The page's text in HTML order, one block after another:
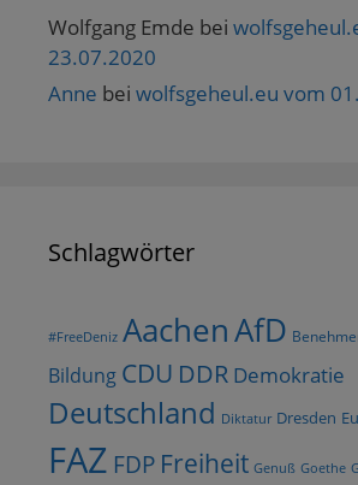
Wolfgang Emde bei
23.07.2020
Anne bei wolfsgeheul.eu vom
Schlagwörter
#FreeDeniz AachenAfD
Bildung CDU DDR Demokratie
Deutschland Diktatur Dresden
FAZ FDP Freiheit Genuß Goethe